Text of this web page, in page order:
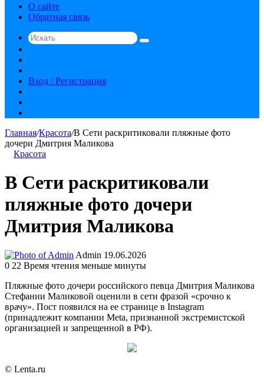
О сайте
Обратная связь
Искать
статья
Вход / Регистрация
Главная/Красота/В Сети раскритиковали пляжные фото
дочери Дмитрия Маликова
Красота
В Сети раскритиковали
пляжные фото дочери
Дмитрия Маликова
Admin Send
an
19.06.2026
0 22 Время чтения меньше минуты
Пляжные фото дочери российского певца Дмитрия Маликова
Стефании Маликовой оценили в сети фразой «срочно к
врачу». Пост появился на ее странице в Instagram
(принадлежит компании Meta, признанной экстремистской
организацией и запрещенной в РФ).
© Lenta.ru